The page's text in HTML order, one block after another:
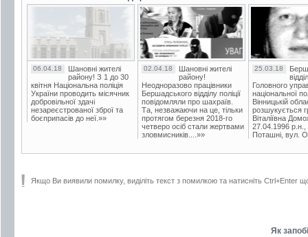
06.04.18
Шановні жителі
району! З 1 до 30
квітня Національна поліція
України проводить місячник
добровільної здачі
незареєстрованої зброї та
боєприпасів до неї.»»
02.04.18
Шановні жителі
району!
Неодноразово працівники
Бершадського відділу поліції
повідомляли про шахраїв.
Та, незважаючи на це, тільки
протягом березня 2018-го
четверо осіб стали жертвами
зловмисників....»»
25.03.18
Головного
національної
Вінницькій
розшукується
Віталіївна
27.04.1996 р.н.,
Поташні, вул.
Якщо Ви виявили помилку, виділіть текст з помилкою та натисніть Ctrl+Enter
Як